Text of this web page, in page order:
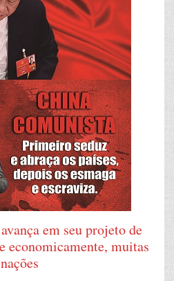
em seu projeto de
economicamente, muitas
nações